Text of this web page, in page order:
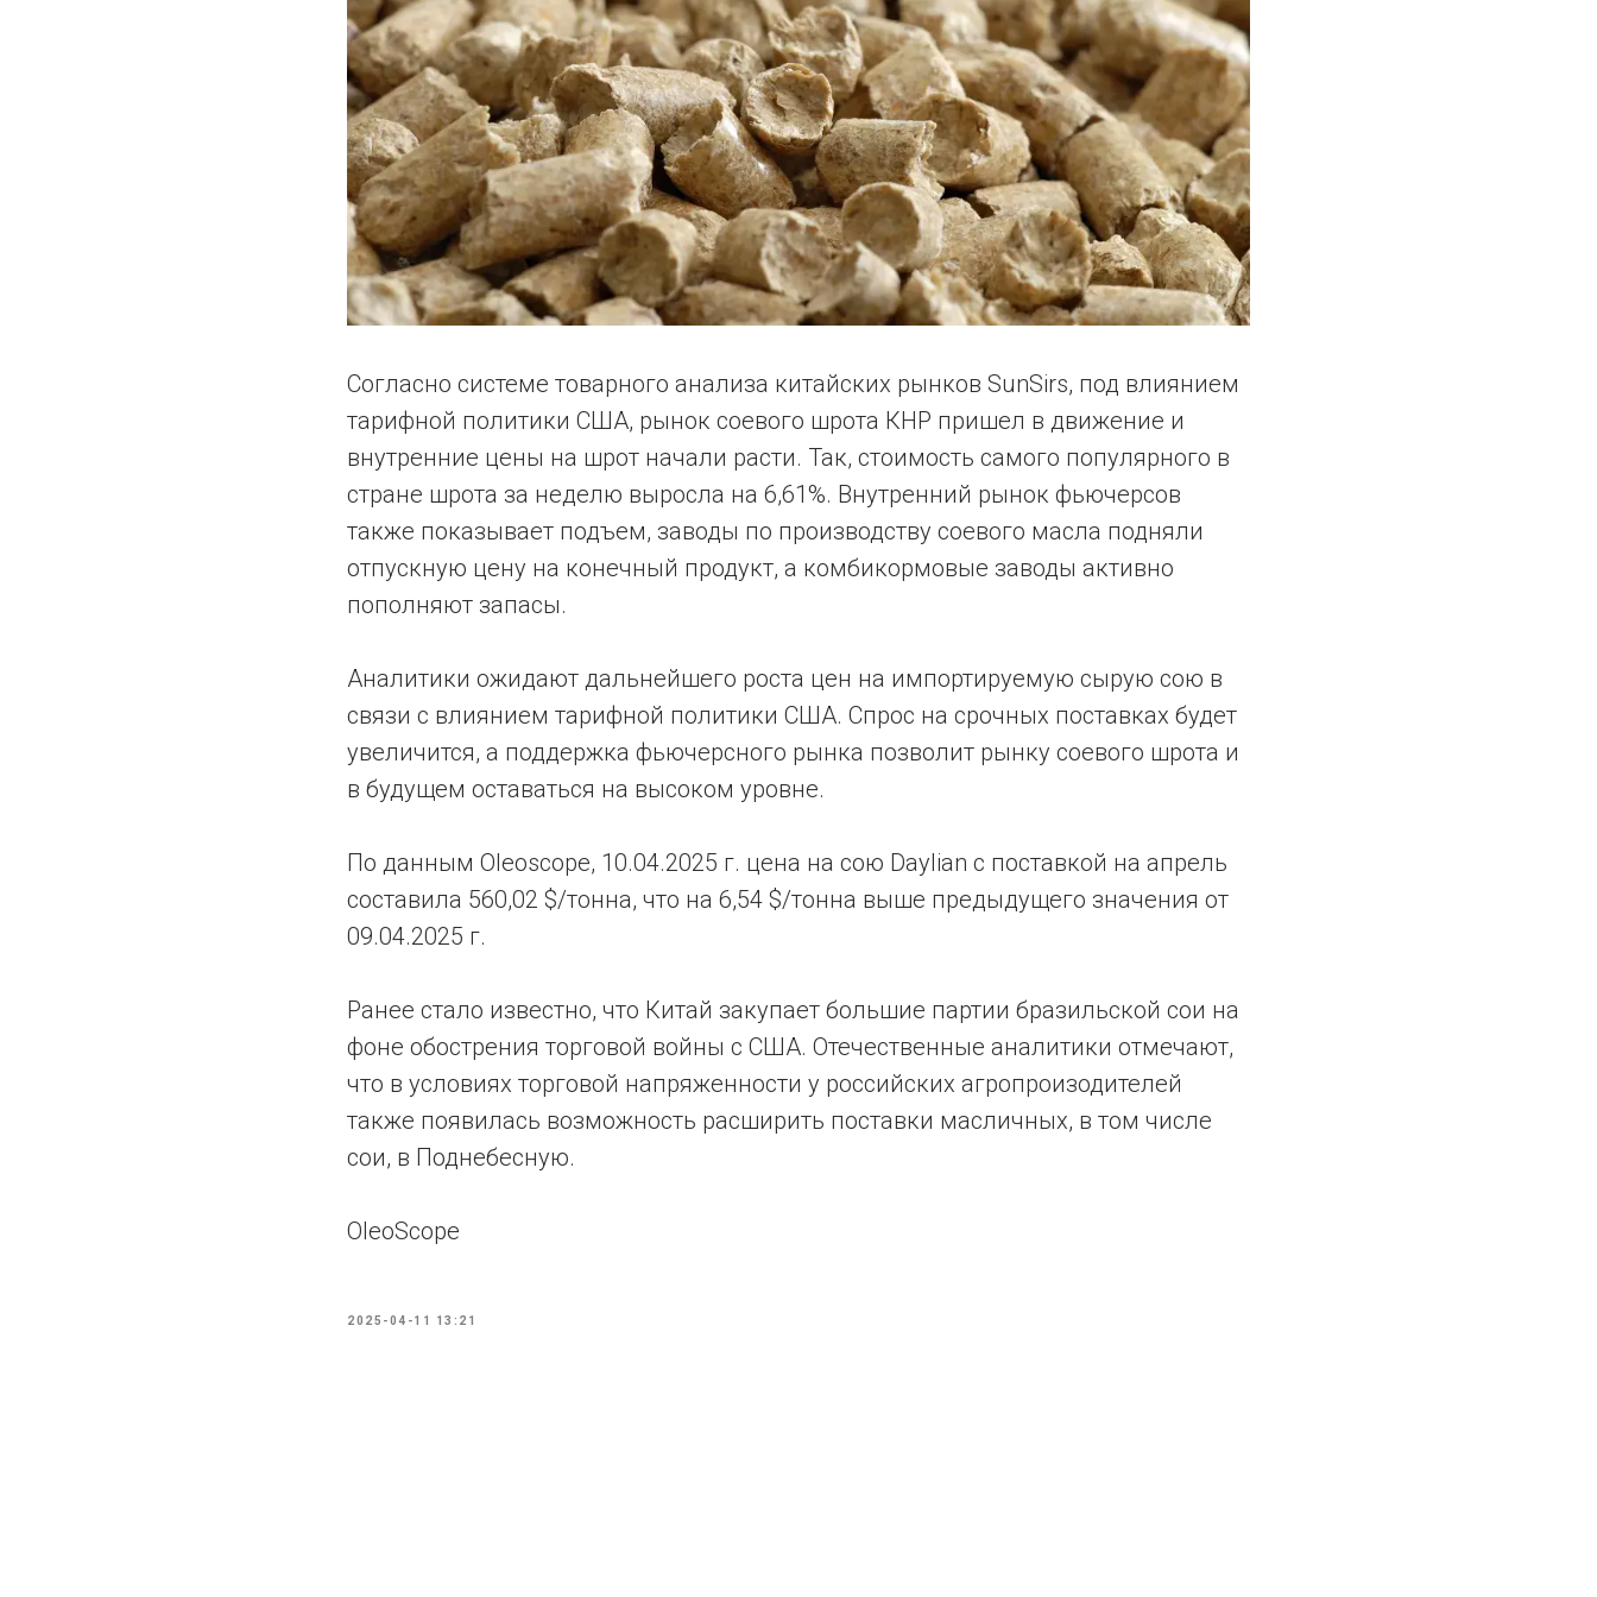
Согласно системе товарного анализа китайских рынков SunSirs, под влиянием
тарифной политики США, рынок соевого шрота КНР пришел в движение и
внутренние цены на шрот начали расти. Так, стоимость самого популярного в
стране шрота за неделю выросла на 6,61%. Внутренний рынок фьючерсов
также показывает подъем, заводы по производству соевого масла подняли
отпускную цену на конечный продукт, а комбикормовые заводы активно
пополняют запасы.
Аналитики ожидают дальнейшего роста цен на импортируемую сырую сою в
связи с влиянием тарифной политики США. Спрос на срочных поставках будет
увеличится, а поддержка фьючерсного рынка позволит рынку соевого шрота и
в будущем оставаться на высоком уровне.
По данным Oleoscope, 10.04.2025 г. цена на сою Daylian с поставкой на апрель
составила 560,02 $/тонна, что на 6,54 $/тонна выше предыдущего значения от
09.04.2025 г.
Ранее стало известно, что Китай закупает большие партии бразильской сои на
фоне обострения торговой войны с США. Отечественные аналитики отмечают,
что в условиях торговой напряженности у российских агропроизодителей
также появилась возможность расширить поставки масличных, в том числе
сои, в Поднебесную.
OleoScope
2025-04-11 13:21